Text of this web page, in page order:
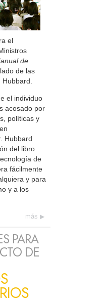
el
de
de las
el individuo
acosado por
políticas y
Hubbard
del libro
de
fácilmente
y para
y a los
más
PARA
DE